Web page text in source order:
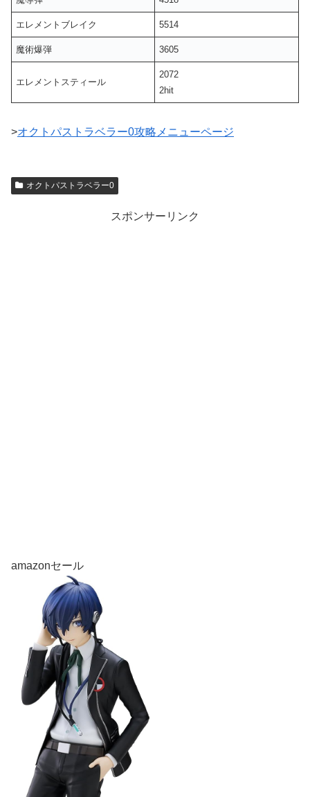
エレメントブレイク 5514
魔術爆弾 3605
エレメントスティール
2072
2hit
>オクトパストラベラー0攻略メニューページ
オクトパストラベラー0
スポンサーリンク
amazonセール